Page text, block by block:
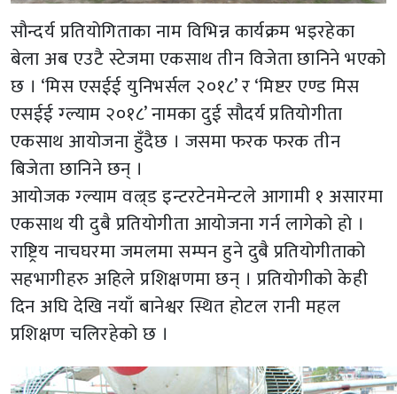
सौन्दर्य प्रतियोगिताका नाम विभिन्न कार्यक्रम भइरहेका
बेला अब एउटै स्टेजमा एकसाथ तीन विजेता छानिने भएको
छ । ‘मिस एसईई युनिभर्सल २०१८’ र ‘मिष्टर एण्ड मिस
एसईई ग्ल्याम २०१८’ नामका दुई सौदर्य प्रतियोगीता
एकसाथ आयोजना हुँदैछ । जसमा फरक फरक तीन
बिजेता छानिने छन् ।
आयोजक ग्ल्याम वल्र्ड इन्टरटेनमेन्टले आगामी १ असारमा
एकसाथ यी दुबै प्रतियोगीता आयोजना गर्न लागेको हो ।
राष्ट्रिय नाचघरमा जमलमा सम्पन हुने दुबै प्रतियोगीताको
सहभागीहरु अहिले प्रशिक्षणमा छन् । प्रतियोगीको केही
दिन अघि देखि नयाँ बानेश्वर स्थित होटल रानी महल
प्रशिक्षण चलिरहेको छ ।